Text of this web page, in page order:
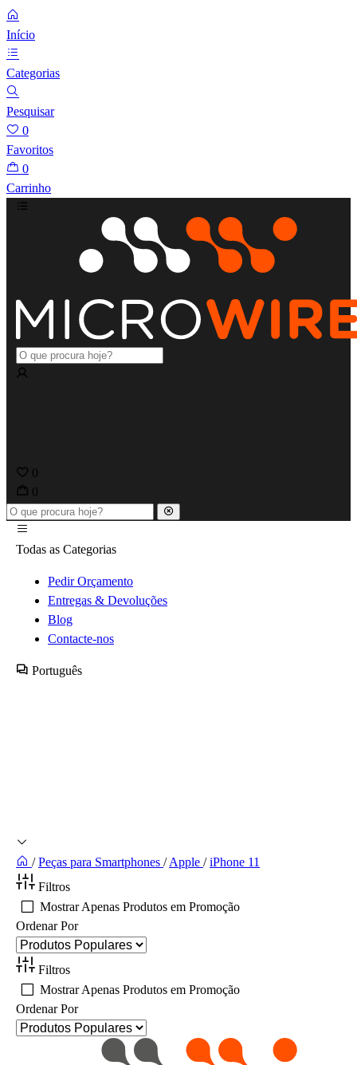
Início
Categorias
Pesquisar
0
Favoritos
0
Carrinho
0
0
Todas as Categorias
Pedir Orçamento
Entregas & Devoluções
Blog
Contacte-nos
Português
/ Peças para Smartphones /Apple / iPhone 11
Filtros
Mostrar Apenas Produtos em Promoção
Ordenar Por
Filtros
Mostrar Apenas Produtos em Promoção
Ordenar Por